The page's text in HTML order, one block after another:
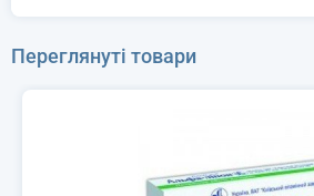
Переглянуті товари